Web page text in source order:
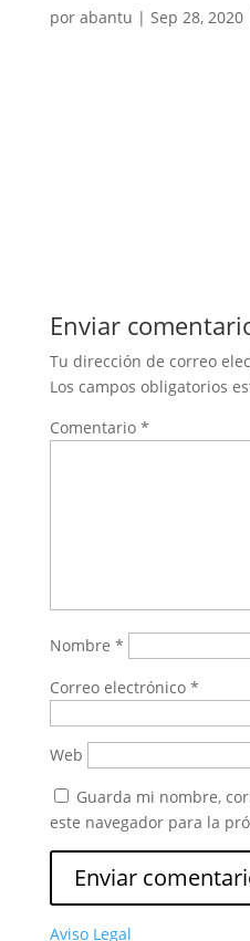
por abantu | Sep 28, 2020
Enviar
Tu dirección de correo
Los campos obligatorios
Comentario *
Nombre *
Correo electrónico *
Web
Guarda mi nombre,
este navegador para la
Aviso Legal